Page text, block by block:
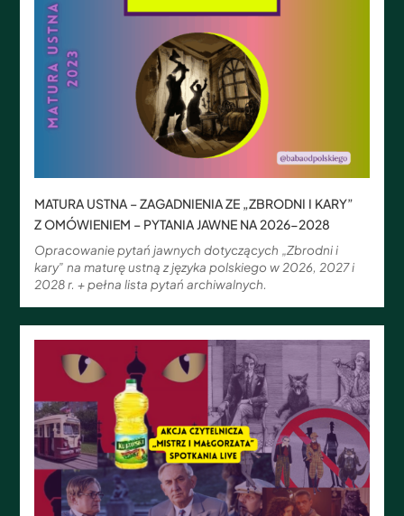
MATURA USTNA – ZAGADNIENIA ZE „ZBRODNI I KARY”
Z OMÓWIENIEM – PYTANIA JAWNE NA 2026-2028
Opracowanie pytań jawnych dotyczących „Zbrodni i
kary” na maturę ustną z języka polskiego w 2026, 2027 i
2028 r. + pełna lista pytań archiwalnych.